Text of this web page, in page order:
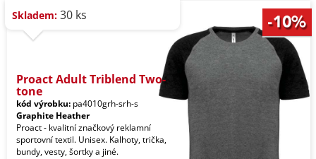
Skladem: 30 ks
Proact Adult Triblend Two-
tone
kód výrobku: pa4010grh-srh-s
Graphite Heather
Proact - kvalitní značkový reklamní
sportovní textil. Unisex. Kalhoty, trička,
bundy, vesty, šortky a jiné.